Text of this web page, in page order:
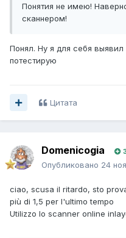
Понятия не имею!
сканнером!
Понял. Ну я для себя
потестирую
Цитата
Domenicogia
Опубликовано 24
ciao, scusa il ritardo, sto
più di 1,5 per l'ultimo tempo
Utilizzo lo scanner online